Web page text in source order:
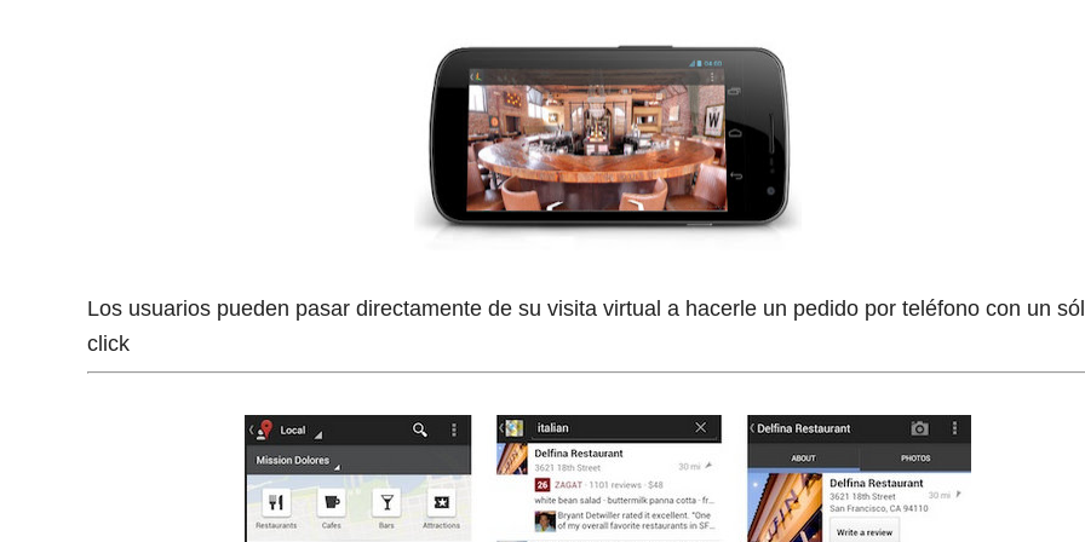
Los usuarios pueden pasar directamente de su visita virtual a hacerle un pedido por teléfono con un
click